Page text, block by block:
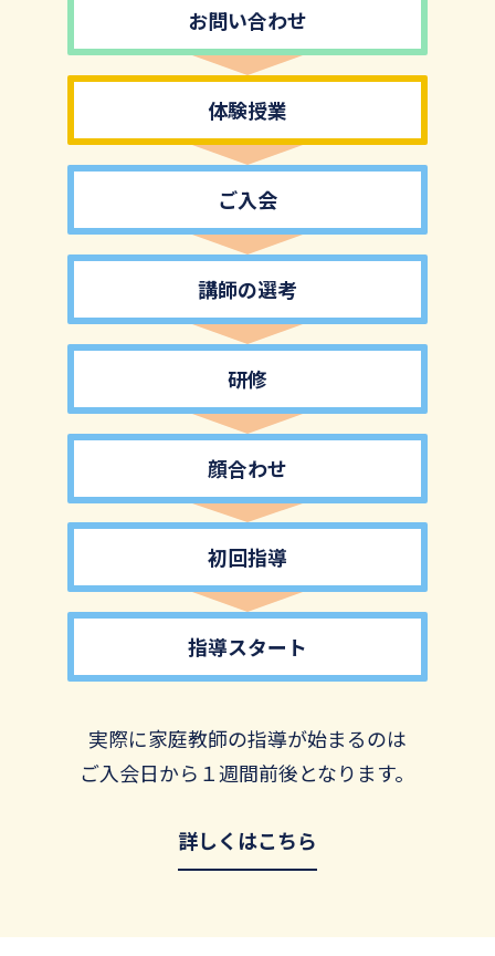
お問い合わせ
体験授業
ご入会
講師の選考
研修
顔合わせ
初回指導
指導スタート
実際に家庭教師の指導が始まるのは
ご入会日から１週間前後となります。
詳しくはこちら